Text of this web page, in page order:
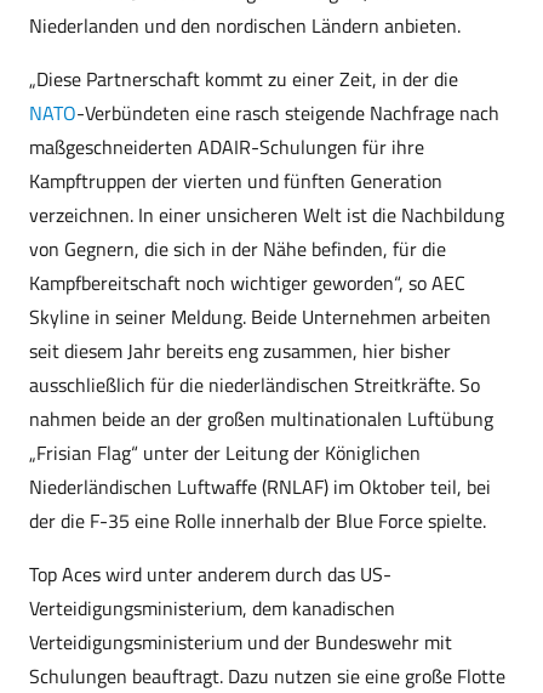
Niederlanden und den nordischen Ländern anbieten.
„Diese Partnerschaft kommt zu einer Zeit, in der die
NATO-Verbündeten eine rasch steigende Nachfrage nach
maßgeschneiderten ADAIR-Schulungen für ihre
Kampftruppen der vierten und fünften Generation
verzeichnen. In einer unsicheren Welt ist die Nachbildung
von Gegnern, die sich in der Nähe befinden, für die
Kampfbereitschaft noch wichtiger geworden“, so AEC
Skyline in seiner Meldung. Beide Unternehmen arbeiten
seit diesem Jahr bereits eng zusammen, hier bisher
ausschließlich für die niederländischen Streitkräfte. So
nahmen beide an der großen multinationalen Luftübung
„Frisian Flag“ unter der Leitung der Königlichen
Niederländischen Luftwaffe (RNLAF) im Oktober teil, bei
der die F-35 eine Rolle innerhalb der Blue Force spielte.
Top Aces wird unter anderem durch das US-
Verteidigungsministerium, dem kanadischen
Verteidigungsministerium und der Bundeswehr mit
Schulungen beauftragt. Dazu nutzen sie eine große Flotte